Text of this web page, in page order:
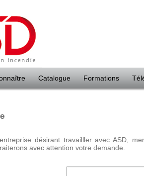
Catalogue Formations
désirant travailller avec ASD,
avec attention votre demande.